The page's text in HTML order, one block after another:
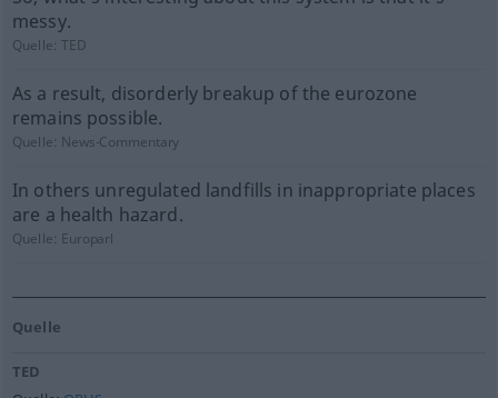
messy.
Quelle:TED
As a result, disorderly breakup of the eurozone
remains possible.
Quelle: News-Commentary
In others unregulated landfills in inappropriate places
are a health hazard.
Quelle: Europarl
Quelle
TED